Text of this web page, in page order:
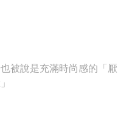
被說是充滿時尚感的「厭